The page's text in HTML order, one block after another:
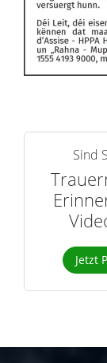
Sind
Jetzt